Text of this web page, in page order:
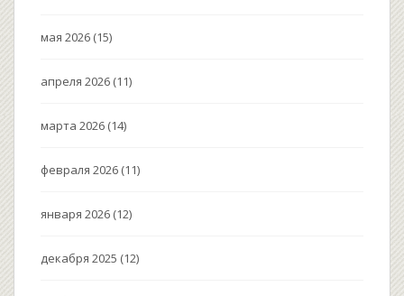
мая 2026 (15)
апреля 2026 (11)
марта 2026 (14)
февраля 2026 (11)
января 2026 (12)
декабря 2025 (12)